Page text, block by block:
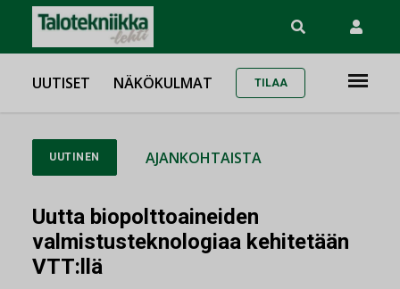
UUTISET NÄKÖKULMAT TILAA
UUTINEN AJANKOHTAISTA
Uutta biopolttoaineiden
valmistusteknologiaa kehitetään
VTT:llä